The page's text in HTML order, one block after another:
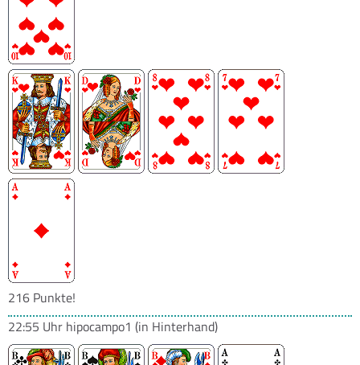
216 Punkte!
22:55 Uhr hipocampo1 (in Hinterhand)